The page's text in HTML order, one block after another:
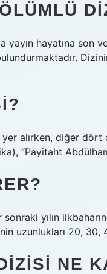
hayatına son
yer alırken, diğer
“Payitaht
sonraki yılın
uzunlukları 20, 30,
NE